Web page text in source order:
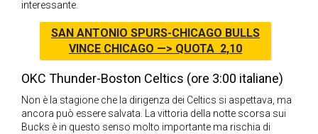
interessante.
SAN ANTONIO SPURS-CHICAGO BULLS
VINCE CHICAGO —> QUOTA 2,10
OKC Thunder-Boston Celtics (ore 3:00 italiane)
Non è la stagione che la dirigenza dei Celtics si aspettava, ma
ancora può essere salvata. La vittoria della notte scorsa sui
Bucks è in questo senso molto importante ma rischia di